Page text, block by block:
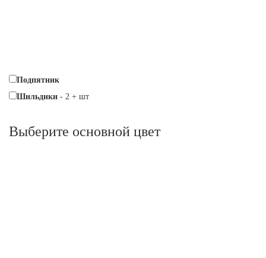
Подпятник
Шильдики - 2 + шт
Выберите oсновной цвет